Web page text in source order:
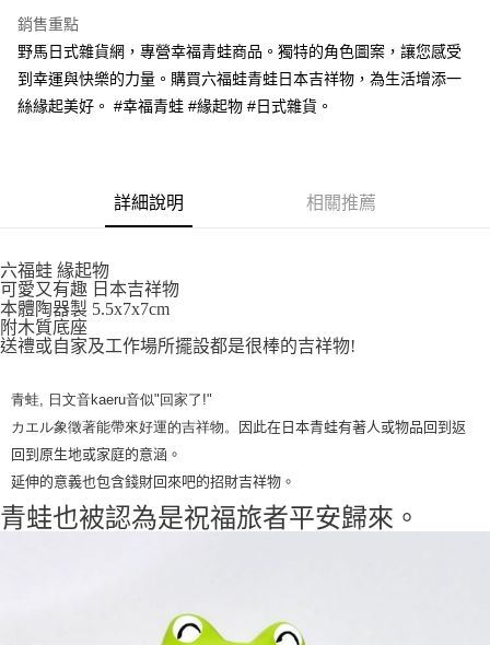
元大商業銀行
台新國際商業銀行
中國信託商業銀行
台灣樂天信用卡公司
悠遊付
Google Pay
ATM付款
每筆NT$65，滿NT$999(含以上)免運費
付款後全家取貨
每筆NT$65，滿NT$999(含以上)免運費
7-11取貨付款
付款後7-11取貨
每筆NT$65，滿NT$999(含以上)免運費
宅配
每筆NT$100，滿NT$999(含以上)免運費
銷售重點
野馬日式雜貨網，專營幸福青蛙商品。獨特的角色圖案，讓您感受
到幸運與快樂的力量。購買六福蛙青蛙日本吉祥物，為生活增添一
絲緣起美好。 #幸福青蛙 #緣起物 #日式雜貨。
詳細說明 相關推薦
六福蛙 緣起物
可愛又有趣 日本吉祥物
本體陶器製 5.5x7x7cm
附木質底座
送禮或自家及工作場所擺設都是很棒的吉祥物!
青蛙 日文音kaeru音似" 回家了 !"
カエル象徵著能帶來好運的吉祥物。 因此在日本青蛙有著人或物品回到返
回到原生地或家庭的意涵。
延伸的意義也包含錢財回來吧的招財吉祥物。
青蛙也被認為是祝福旅者平安歸來。